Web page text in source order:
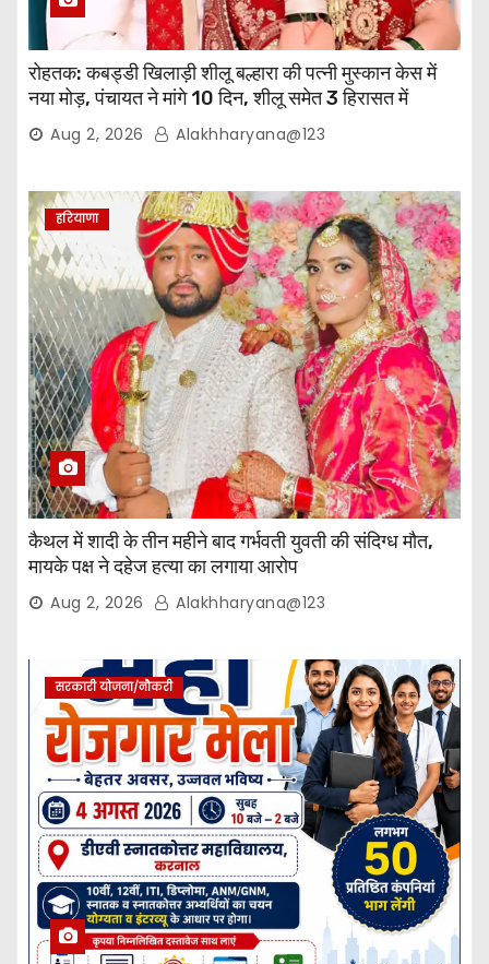
रोहतक: कबड्डी खिलाड़ी शीलू बल्हारा की पत्नी मुस्कान केस में
नया मोड़, पंचायत ने मांगे 10 दिन, शीलू समेत 3 हिरासत में
Aug 2, 2026 Alakhharyana@123
हरियाणा
कैथल में शादी के तीन महीने बाद गर्भवती युवती की संदिग्ध मौत,
मायके पक्ष ने दहेज हत्या का लगाया आरोप
Aug 2, 2026 Alakhharyana@123
सरकारी योजना/नौकरी